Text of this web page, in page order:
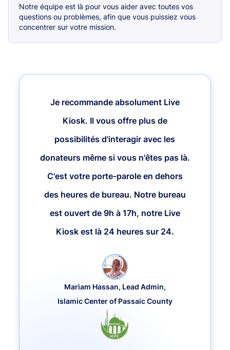
Notre équipe est là pour vous aider avec toutes vos
questions ou problèmes, afin que vous puissiez vous
concentrer sur votre mission.
Je recommande absolument Live
Kiosk. Il vous offre plus de
possibilités d'interagir avec les
donateurs même si vous n'êtes pas là.
C'est votre porte-parole en dehors
des heures de bureau. Notre bureau
est ouvert de 9h à 17h, notre Live
Kiosk est là 24 heures sur 24.
Mariam Hassan, Lead Admin,
Islamic Center of Passaic County